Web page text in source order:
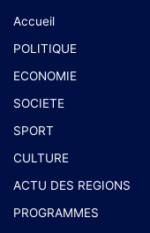
Accueil
POLITIQUE
ECONOMIE
SOCIETE
SPORT
CULTURE
ACTU DES REGIONS
PROGRAMMES